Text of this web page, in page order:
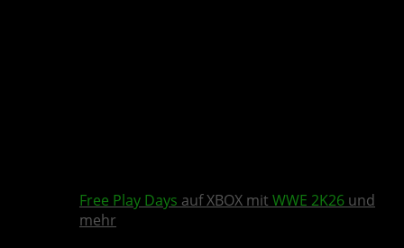
Free Play Days auf XBOX mit WWE 2K26 und
mehr